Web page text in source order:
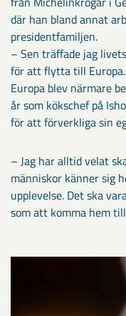
där han bland annat
presidentfamiljen.
– Sen träffade jag
för att flytta till Europa.
Europa blev närmare
år som kökschef på
för att förverkliga sin
– Jag har alltid velat
människor känner sig
upplevelse. Det ska
som att komma hem